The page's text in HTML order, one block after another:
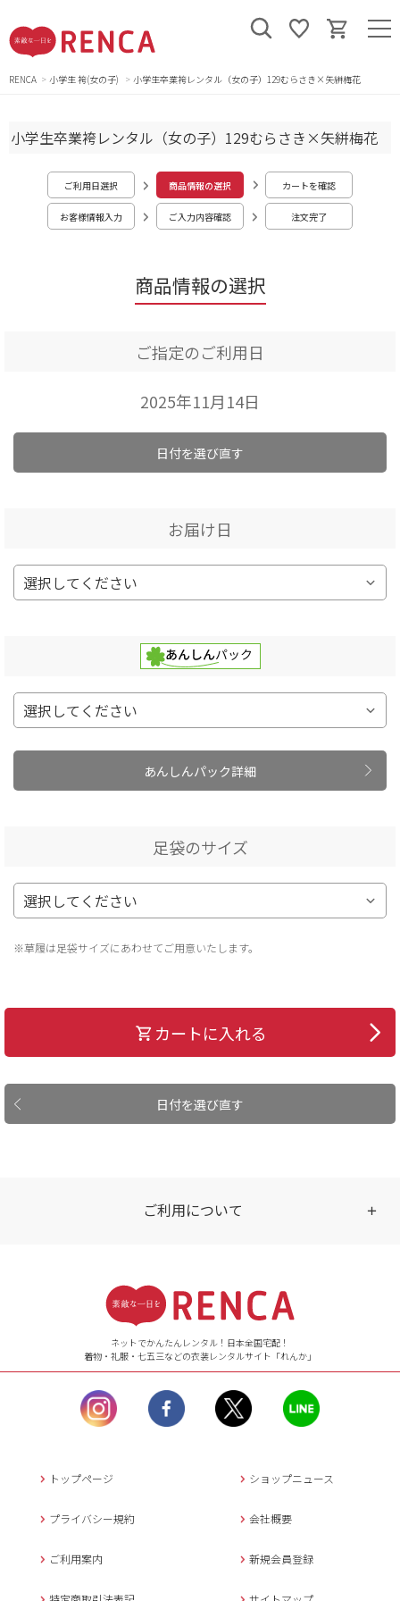
RENCA 小学生 袴(女の子) 小学生卒業袴レンタル（女の子）129むらさき×矢絣梅花
商品情報の選択
小学生卒業袴レンタル（女の子）129むらさき×矢絣梅花
ご利用日選択 商品情報の選択 カートを確認
お客様情報入力 ご入力内容確認 注文完了
ご指定のご利用日
2025年11月14日
日付を選び直す
お届け日
あんしんパック詳細
足袋のサイズ
※草履は足袋サイズにあわせてご用意いたします。
日付を選び直す
カートに入れる
ご利用について
【ご注文（インターネット）】
24時間年中無休
【お問い合わせ窓口（メー
ル）】10:00~17:00
土曜日、日曜日、臨
時休業日を除く。
営業時間外にいただ
返信させていただきま
年末年始、大型連休
メールでのお問い合わせ
ネットでかんたんレンタル！日本全国宅配！
着物・礼服・七五三などの衣装レンタルサイト「れんか」
トップページ ショップニュース
プライバシー規約 会社概要
ご利用案内 新規会員登録